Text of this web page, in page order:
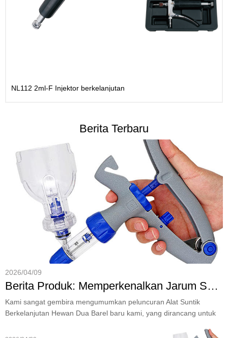
NL112 2ml-F Injektor berkelanjutan
Berita Terbaru
2026/04/09
Berita Produk: Memperkenalkan Jarum Suntik Kontinu Hewan Dua Barel untuk Perawatan Ternak yang Efisien
Kami sangat gembira mengumumkan peluncuran Alat Suntik
Berkelanjutan Hewan Dua Barel baru kami, yang dirancang untuk
praktik kedokteran hewan.